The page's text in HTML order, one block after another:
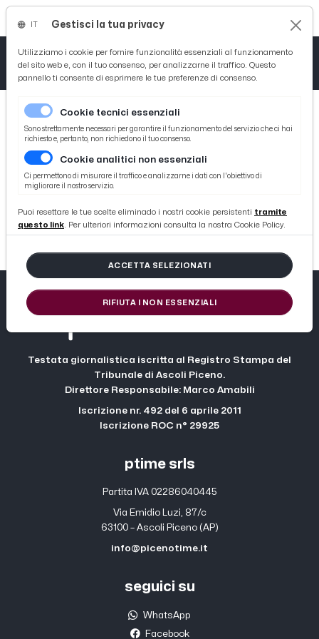
OUT OF MEMORY
ERROR: #YWBVEPURF9OZ8GJUWBHYHBHK01WGLZ13
Testata giornalistica iscritta al Registro Stampa del
Tribunale di Ascoli Piceno.
Direttore Responsabile: Marco Amabili
Iscrizione nr. 492 del 6 aprile 2011
Iscrizione ROC n° 29925
ptime srls
Partita IVA 02286040445
Via Emidio Luzi, 87/c
63100 – Ascoli Piceno (AP)
info@picenotime.it
seguici su
WhatsApp
Facebook
Gestisci la tua privacy
Utilizziamo i cookie per fornire funzionalità essenziali al funzionamento
del sito web e, con il tuo consenso, per analizzarne il traffico. Questo
pannello ti consente di esprimere le tue preferenze di consenso.
Cookie tecnici essenziali
Sono strettamente necessari per garantire il funzionamento del servizio che ci hai
richiesto e, pertanto, non richiedono il tuo consenso.
Cookie analitici non essenziali
Ci permettono di misurare il traffico e analizzarne i dati con l'obiettivo di
migliorare il nostro servizio.
Puoi resettare le tue scelte eliminado i nostri cookie persistenti tramite
questo link. Per ulteriori informazioni consulta la nostra Cookie Policy.
ACCETTA SELEZIONATI
RIFIUTA I NON ESSENZIALI
Tutto News
Tutto Sport
Basket
Ciclismo
Tutto Curiosità